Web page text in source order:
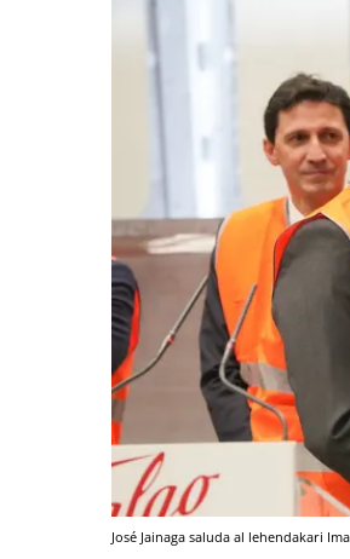
José Jainaga saluda al lehendakari